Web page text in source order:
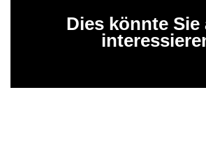
Dies könnte Sie